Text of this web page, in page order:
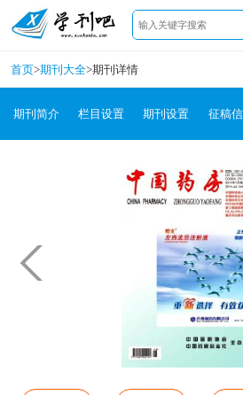
首页>期刊大全>期刊详情
期刊简介 栏目设置 期刊设置 征稿